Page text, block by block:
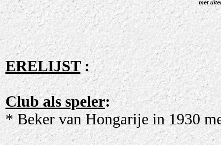
met
ERELIJST:
Club als speler:
* Beker van Hongarije in 1930